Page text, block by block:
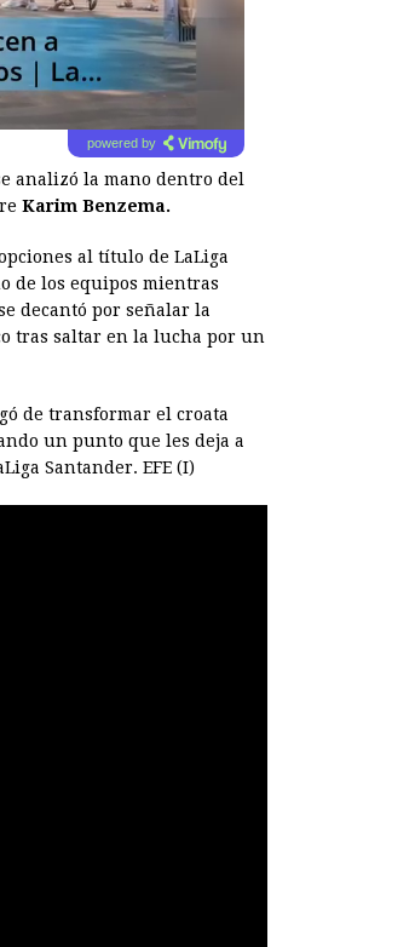
powered by
analizó la mano dentro del
Karim Benzema.
al título de LaLiga
de los equipos mientras
decantó por señalar la
tras saltar en la lucha por un
de transformar el croata
un punto que les deja a
Santander. EFE (I)